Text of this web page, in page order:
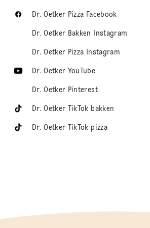
Dr. Oetker Pizza Facebook
Dr. Oetker Bakken Instagram
Dr. Oetker Pizza Instagram
Dr. Oetker YouTube
Dr. Oetker Pinterest
Dr. Oetker TikTok bakken
Dr. Oetker TikTok pizza